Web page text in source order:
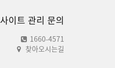
사이트 관리 문의
1660-4571
찾아오시는길